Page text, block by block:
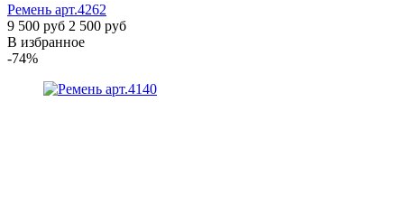
Ремень арт.4262
9 500 руб 2 500 руб
В избранное
-74%